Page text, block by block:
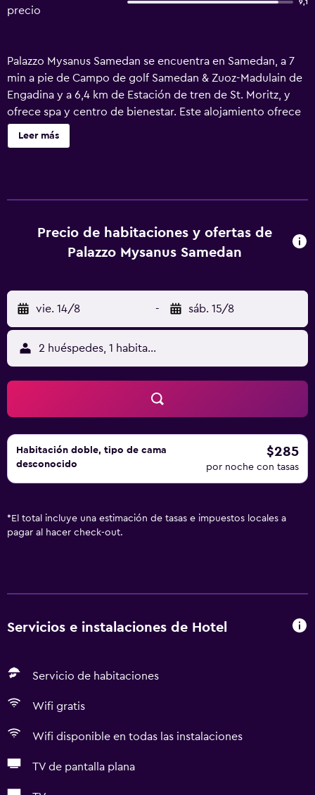
precio
9,1
Palazzo Mysanus Samedan se encuentra en Samedan, a 7
min a pie de Campo de golf Samedan & Zuoz-Madulain de
Engadina y a 6,4 km de Estación de tren de St. Moritz, y
ofrece spa y centro de bienestar. Este alojamiento ofrece
salón de uso común y servicio de habitaciones, además de
wifi gratis en todo el alojamiento. Hay parking privado en
practicar actividades en Samedan y alrededores, como
esquí y ciclismo. Centro de Visitantes del Parque Nacional
Leer más
Precio de habitaciones y ofertas de
Palazzo Mysanus Samedan
vie. 14/8 - sáb. 15/8
2 huéspedes, 1 habitación
Habitación doble, tipo de cama
desconocido
$285
por noche con tasas
* El total incluye una estimación de tasas e impuestos locales a
pagar al hacer check-out.
Servicios e instalaciones de Hotel
Servicio de habitaciones
Wifi gratis
Wifi disponible en todas las instalaciones
TV de pantalla plana